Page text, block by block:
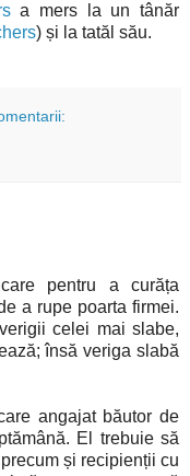
a mers la un tânăr
) și la tatăl său.
pentru a curăța
a rupe poarta firmei.
celei mai slabe,
însă veriga slabă
angajat băutor de
El trebuie să
și recipienții cu